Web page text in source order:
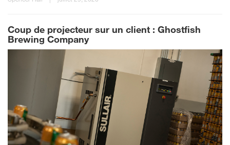
Coup de projecteur sur un client : Ghostfish
Brewing Company